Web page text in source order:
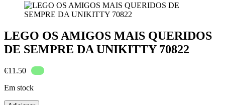
LEGO OS AMIGOS MAIS QUERIDOS
DE SEMPRE DA UNIKITTY 70822
€11.50
Em stock